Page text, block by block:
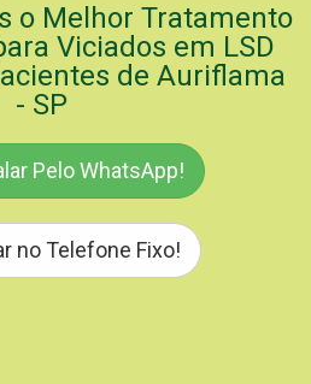
o Melhor Tratamento
Viciados em LSD
de Auriflama
- SP
Pelo WhatsApp!
no Telefone Fixo!